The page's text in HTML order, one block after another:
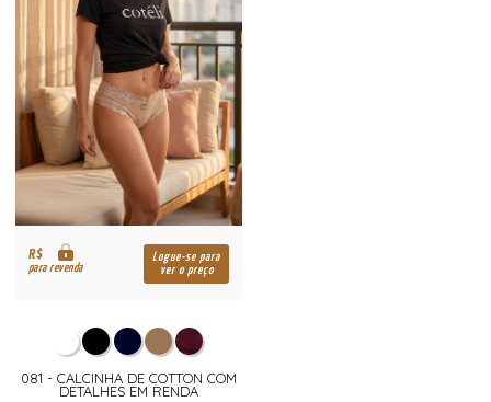
R$
para revenda
Logue-se para
ver o preço
081 - CALCINHA DE COTTON COM
DETALHES EM RENDA